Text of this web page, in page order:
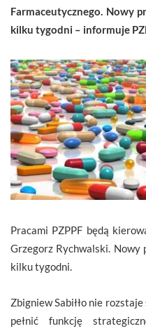
Farmaceutycznego. Nowy
kilku tygodni – informuje
Pracami PZPPF będą
Grzegorz Rychwalski. Nowy
kilku tygodni.
Zbigniew Sabiłło nie
pełnić funkcję